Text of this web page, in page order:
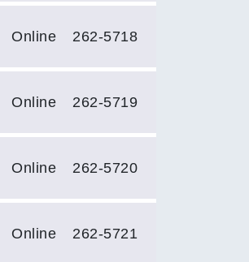
Online 262-5718
Online 262-5719
Online 262-5720
Online 262-5721